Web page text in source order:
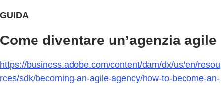
GUIDA
Come diventare un’agenzia agile
https://business.adobe.com/content/dam/dx/us/en/resou
rces/sdk/becoming-an-agile-agency/how-to-become-an-